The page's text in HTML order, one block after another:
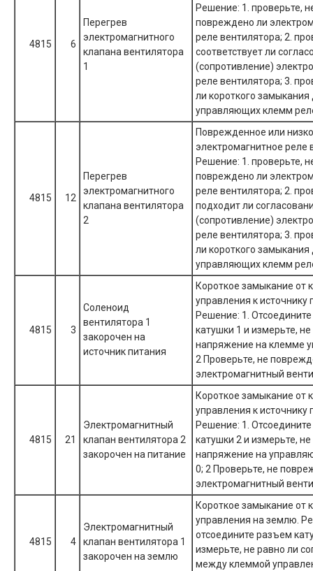
4815 6
Перегрев
электромагнитного
клапана вентилятора
1
Решение: 1. проверьте,
повреждено ли
реле вентилятора; 2.
соответствует ли
(сопротивление)
реле вентилятора; 3.
ли короткого замыкания
управляющих клемм
4815 12
Перегрев
электромагнитного
клапана вентилятора
2
Поврежденное или
электромагнитное реле
Решение: 1. проверьте,
повреждено ли
реле вентилятора; 2.
подходит ли
(сопротивление)
реле вентилятора; 3.
ли короткого замыкания
управляющих клемм
4815 3
Соленоид
вентилятора 1
закорочен на
источник питания
Короткое замыкание от
управления к источнику
Решение: 1.
катушки 1 и измерьте,
напряжение на клемме
2 Проверьте, не
электромагнитный
4815 21
Электромагнитный
клапан вентилятора 2
закорочен на питание
Короткое замыкание от
управления к источнику
Решение: 1.
катушки 2 и измерьте,
напряжение на
0; 2 Проверьте, не
электромагнитный
4815 4
Электромагнитный
клапан вентилятора 1
закорочен на землю
Короткое замыкание от
управления на землю.
отсоедините разъем
измерьте, не равно ли
между клеммой